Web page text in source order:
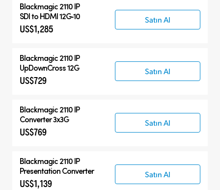
Blackmagic 2110 IP
SDI to HDMI 12G‑10
US$1,285
Satın Al
Blackmagic 2110 IP
UpDownCross 12G
US$729
Satın Al
Blackmagic 2110 IP
Converter 3x3G
US$769
Satın Al
Blackmagic 2110 IP
Presentation Converter
US$1,139
Satın Al